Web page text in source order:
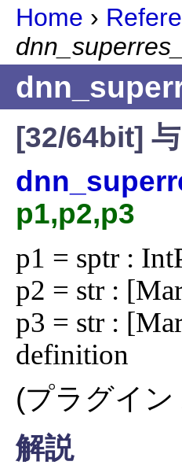
Home ›
[32/64bit]
p1,p2,p3
p1 = sptr :
p2 = str :
p3 = str :
definition
(プラグイ
解説